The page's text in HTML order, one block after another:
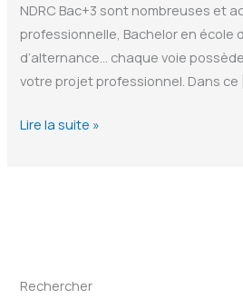
NDRC Bac+3 sont nombreuses et
professionnelle, Bachelor en école
d’alternance… chaque voie
votre projet professionnel. Dans ce
Poursuite
formations
Lire la suite »
Rechercher